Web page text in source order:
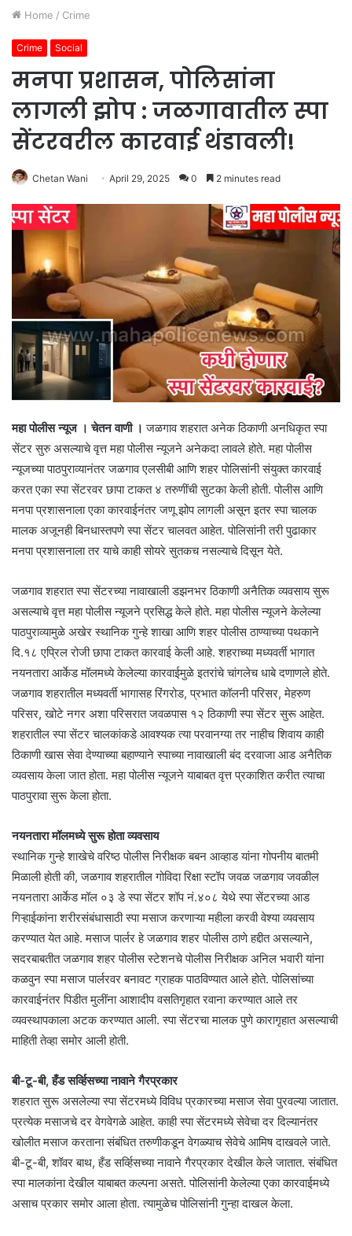
Home / Crime
Crime Social
मनपा प्रशासन, पोलिसांना
लागली झोप : जळगावातील स्पा
सेंटरवरील कारवाई थंडावली!
Chetan Wani April 29, 2025 0 2 minutes read
महा पोलीस न्यूज । चेतन वाणी । जळगाव शहरात अनेक ठिकाणी अनधिकृत स्पा
सेंटर सुरु असल्याचे वृत्त महा पोलीस न्यूजने अनेकदा लावले होते. महा पोलीस
न्यूजच्या पाठपुराव्यानंतर जळगाव एलसीबी आणि शहर पोलिसांनी संयुक्त कारवाई
करत एका स्पा सेंटरवर छापा टाकत ४ तरुणींची सुटका केली होती. पोलीस आणि
मनपा प्रशासनाला एका कारवाईनंतर जणू झोप लागली असून इतर स्पा चालक
मालक अजूनही बिनधास्तपणे स्पा सेंटर चालवत आहेत. पोलिसांनी तरी पुढाकार
मनपा प्रशासनाला तर याचे काही सोयरे सुतकच नसल्याचे दिसून येते.
जळगाव शहरात स्पा सेंटरच्या नावाखाली डझनभर ठिकाणी अनैतिक व्यवसाय सुरू
असल्याचे वृत्त महा पोलीस न्यूजने प्रसिद्ध केले होते. महा पोलीस न्यूजने केलेल्या
पाठपुराव्यामुळे अखेर स्थानिक गुन्हे शाखा आणि शहर पोलीस ठाण्याच्या पथकाने
दि.१८ एप्रिल रोजी छापा टाकत कारवाई केली आहे. शहराच्या मध्यवर्ती भागात
नयनतारा आर्केड मॉलमध्ये केलेल्या कारवाईमुळे इतरांचे चांगलेच धाबे दणाणले होते.
जळगाव शहरातील मध्यवर्ती भागासह रिंगरोड, प्रभात कॉलनी परिसर, मेहरुण
परिसर, खोटे नगर अशा परिसरात जवळपास १२ ठिकाणी स्पा सेंटर सुरू आहेत.
शहरातील स्पा सेंटर चालकांकडे आवश्यक त्या परवानग्या तर नाहीच शिवाय काही
ठिकाणी खास सेवा देण्याच्या बहाण्याने स्पाच्या नावाखाली बंद दरवाजा आड अनैतिक
व्यवसाय केला जात होता. महा पोलीस न्यूजने याबाबत वृत्त प्रकाशित करीत त्याचा
पाठपुरावा सुरू केला होता.
नयनतारा मॉलमध्ये सुरू होता व्यवसाय
स्थानिक गुन्हे शाखेचे वरिष्ठ पोलीस निरीक्षक बबन आव्हाड यांना गोपनीय बातमी
मिळाली होती की, जळगाव शहरातील गोविदा रिक्षा स्टॉप जवळ जळगाव जवळील
नयनतारा आर्केड मॉल ०३ डे स्पा सेंटर शॉप नं.४०८ येथे स्पा सेंटरच्या आड
गिऱ्हाईकांना शरीरसंबंधासाठी स्पा मसाज करणाऱ्या महीला करवी वेश्या व्यवसाय
करण्यात येत आहे. मसाज पार्लर हे जळगाव शहर पोलीस ठाणे हद्दीत असल्याने,
सदरबाबतीत जळगाव शहर पोलीस स्टेशनचे पोलीस निरीक्षक अनिल भवारी यांना
कळवुन स्पा मसाज पार्लरवर बनावट ग्राहक पाठविण्यात आले होते. पोलिसांच्या
कारवाईनंतर पिडीत मुलींना आशादीप वसतिगृहात रवाना करण्यात आले तर
व्यवस्थापकाला अटक करण्यात आली. स्पा सेंटरचा मालक पुणे कारागृहात असल्याची
माहिती तेव्हा समोर आली होती.
बी-टू-बी, हँड सर्व्हिसच्या नावाने गैरप्रकार
शहरात सुरू असलेल्या स्पा सेंटरमध्ये विविध प्रकारच्या मसाज सेवा पुरवल्या जातात.
प्रत्येक मसाजचे दर वेगवेगळे आहेत. काही स्पा सेंटरमध्ये सेवेचा दर दिल्यानंतर
खोलीत मसाज करताना संबंधित तरुणीकडून वेगळ्याच सेवेचे आमिष दाखवले जाते.
बी-टू-बी, शॉवर बाथ, हँड सर्व्हिसच्या नावाने गैरप्रकार देखील केले जातात. संबंधित
स्पा मालकांना देखील याबाबत कल्पना असते. पोलिसांनी केलेल्या एका कारवाईमध्ये
असाच प्रकार समोर आला होता. त्यामुळेच पोलिसांनी गुन्हा दाखल केला.